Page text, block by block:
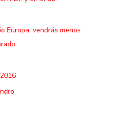
Europa: vendrás menos